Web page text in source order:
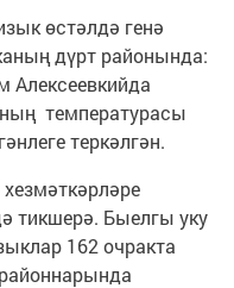
өстәлдә генә
дүрт районында:
температурасы
теркәлгән.
тикшерә. Быелгы уку
162 очракта